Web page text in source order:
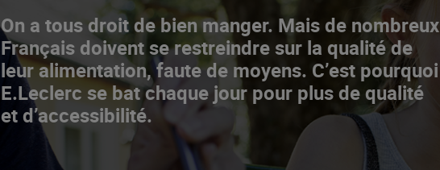
L’ascenceur social
fonctionne chez E.Leclerc !
NOTRE MODÈLE
On a tous droit de bien manger. Mais de nombreux
Français doivent se restreindre sur la qualité de
leur alimentation, faute de moyens. C’est pourquoi
E.Leclerc se bat chaque jour pour plus de qualité
et d’accessibilité.